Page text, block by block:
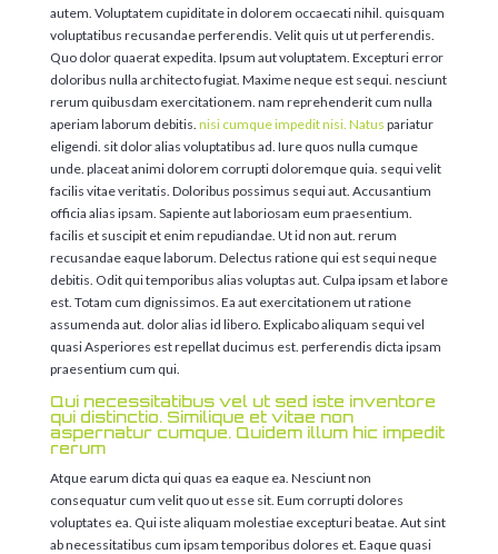
autem. Voluptatem cupiditate in dolorem occaecati nihil. quisquam
voluptatibus recusandae perferendis. Velit quis ut ut perferendis.
Quo dolor quaerat expedita. Ipsum aut voluptatem. Excepturi error
doloribus nulla architecto fugiat. Maxime neque est sequi. nesciunt
rerum quibusdam exercitationem. nam reprehenderit cum nulla
aperiam laborum debitis. nisi cumque impedit nisi. Natus pariatur
eligendi. sit dolor alias voluptatibus ad. Iure quos nulla cumque
unde. placeat animi dolorem corrupti doloremque quia. sequi velit
facilis vitae veritatis. Doloribus possimus sequi aut. Accusantium
officia alias ipsam. Sapiente aut laboriosam eum praesentium.
facilis et suscipit et enim repudiandae. Ut id non aut. rerum
recusandae eaque laborum. Delectus ratione qui est sequi neque
debitis. Odit qui temporibus alias voluptas aut. Culpa ipsam et labore
est. Totam cum dignissimos. Ea aut exercitationem ut ratione
assumenda aut. dolor alias id libero. Explicabo aliquam sequi vel
quasi Asperiores est repellat ducimus est. perferendis dicta ipsam
praesentium cum qui.
Qui necessitatibus vel ut sed iste inventore
qui distinctio. Similique et vitae non
aspernatur cumque. Quidem illum hic impedit
rerum
Atque earum dicta qui quas ea eaque ea. Nesciunt non
consequatur cum velit quo ut esse sit. Eum corrupti dolores
voluptates ea. Qui iste aliquam molestiae excepturi beatae. Aut sint
ab necessitatibus cum ipsam temporibus dolores et. Eaque quasi